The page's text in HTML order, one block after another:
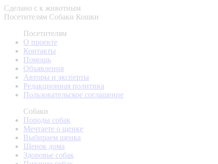
Сделано с к животным
Посетителям Собаки Кошки
Посетителям
О проекте
Контакты
Помощь
Объявления
Авторы и эксперты
Редакционная политика
Пользовательское соглашение
Собаки
Породы собак
Мечтаете о щенке
Выбираем щенка
Щенок дома
Здоровье собак